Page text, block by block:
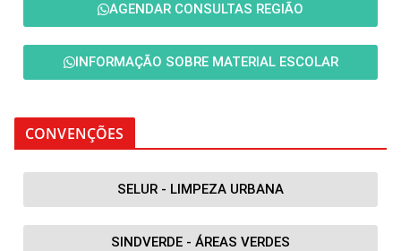
AGENDAR CONSULTAS REGIÃO
INFORMAÇÃO SOBRE MATERIAL ESCOLAR
CONVENÇÕES
SELUR - LIMPEZA URBANA
SINDVERDE - ÁREAS VERDES